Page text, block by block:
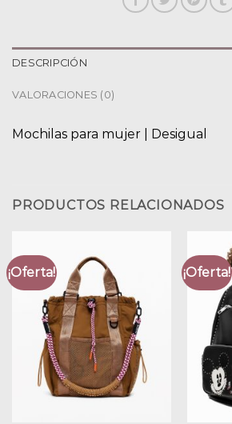
DESCRIPCIÓN
VALORACIONES (0)
Mochilas para mujer | Desigual
PRODUCTOS RELACIONADOS
¡Oferta! ¡Oferta!